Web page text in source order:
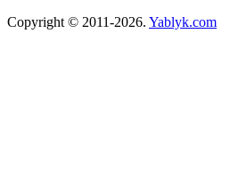
Copyright © 2011-2026. Yablyk.сom